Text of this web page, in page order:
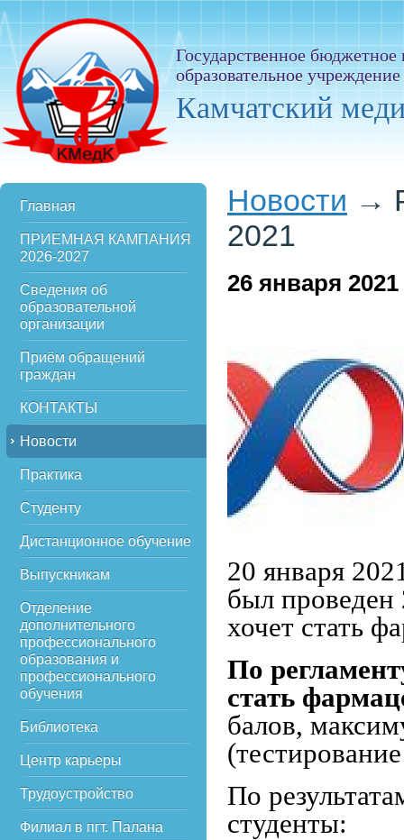
Государственное
образовательное
Камчатский
Главная
ПРИЕМНАЯ КАМПАНИЯ
2026-2027
Сведения об
образовательной
организации
Приём обращений
граждан
КОНТАКТЫ
Новости
Практика
Студенту
Дистанционное обучение
Выпускникам
Отделение
дополнительного
профессионального
образования и
профессионального
обучения
Библиотека
Центр карьеры
Трудоустройство
Филиал в пгт. Палана
Новости →
2021
26 января 2021
20 января
был проведен
хочет стать
По
стать
балов,
По
студенты: